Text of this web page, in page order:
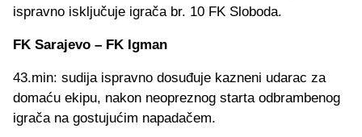
ispravno isključuje igrača br. 10 FK Sloboda.
FK Sarajevo – FK Igman
43.min: sudija ispravno dosuđuje kazneni udarac za
domaću ekipu, nakon neopreznog starta odbrambenog
igrača na gostujućim napadačem.